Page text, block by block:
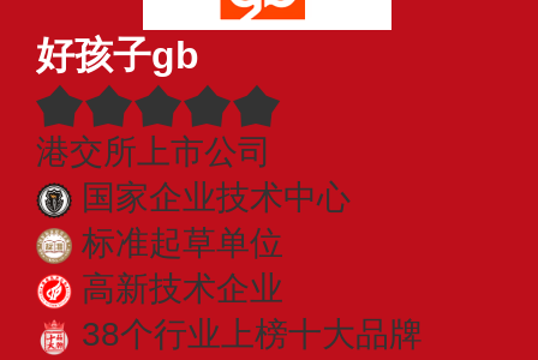
好孩子gb
港交所上市公司
国家企业技术中心
标准起草单位
高新技术企业
38个行业上榜十大品牌